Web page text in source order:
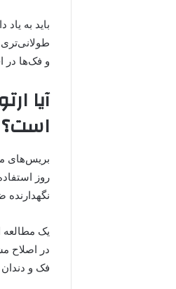
باید به
و فک‌ها در
آیا
است؟
در اصلاح
فک و دندان